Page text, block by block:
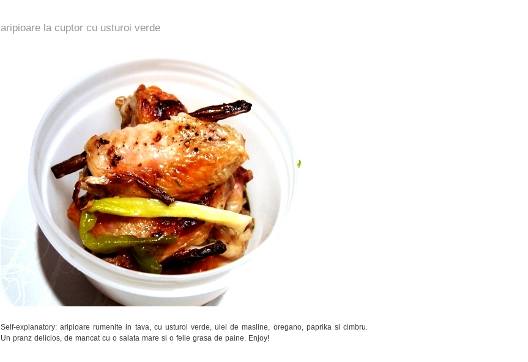
aripioare la cuptor cu usturoi verde
Self-explanatory: aripioare rumenite in tava, cu usturoi verde, ulei de masline, oregano, paprika si cimbru.
Un pranz delicios, de mancat cu o salata mare si o felie grasa de paine. Enjoy!